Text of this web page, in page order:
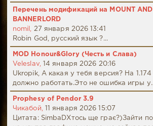
Перечень модификаций на MOUNT
BANNERLORD
nomil,
27 января 2026 13:41
Robin God, русский язык ?...
MOD Honour&Glory (Честь и Слава)
Veleslav,
14 января 2026 20:16
Ukropik, А какая у тебя версия? На
должно работать.Это не ошибка игры
Prophesy of Pendor 3.9
Чикабой,
11 января 2026 15:07
Цитата: SimbaDХтось ще грає?)Зайти